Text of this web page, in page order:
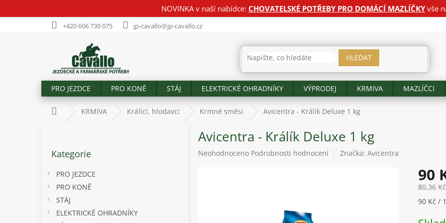
NOVINKA v naší nabídce: CHOVATELSKÉ POTŘEBY PRO DOMÁCÍ MAZLÍČKYvše
+420 606 739 075 jp-cavallo@jp-cavallo.cz
HLEDAT
PRO JEZDCE PRO KONĚ STÁJ ELEKTRICKÉ OHRADNÍKY VÝPRODEJ KRMIVA MAZLÍČCI
Domů KRMIVA Králíci, hlodavci Krmné směsi Avicentra - Králík Deluxe 1 kg
kategorie
Kategorie
PRO JEZDCE
PRO KONĚ
STÁJ
ELEKTRICKÉ OHRADNÍKY
Avicentra - Králík Deluxe 1 kg
Průměrné
Neohodnoceno Podrobnosti hodnocení Značka: Avicentra
90
80,36
Měrná
90 Kč /